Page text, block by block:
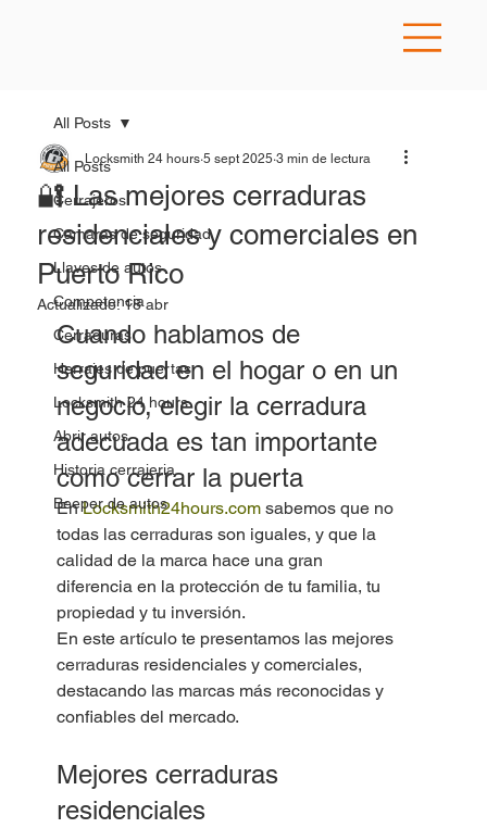
All Posts
Cerrajeros
Camaras de seguridad
Llaves de autos
Competencia
Cerraduras
Herrajes de puertas
Locksmith 24 hours
Abrir autos
Historia cerrajeria
Beeper de autos
All Posts
🔐 Las mejores cerraduras
residenciales y comerciales en
Puerto Rico
Locksmith 24 hours 5 sept 2025 3 min de lectura
Actualizado:18 abr
Cuando hablamos de
seguridad en el hogar o en un
negocio, elegir la cerradura
adecuada es tan importante
como cerrar la puerta
En Locksmith24hours.com sabemos que no
todas las cerraduras son iguales, y que la
calidad de la marca hace una gran
diferencia en la protección de tu familia, tu
propiedad y tu inversión.
En este artículo te presentamos las mejores
cerraduras residenciales y comerciales,
destacando las marcas más reconocidas y
confiables del mercado.
Mejores cerraduras
residenciales